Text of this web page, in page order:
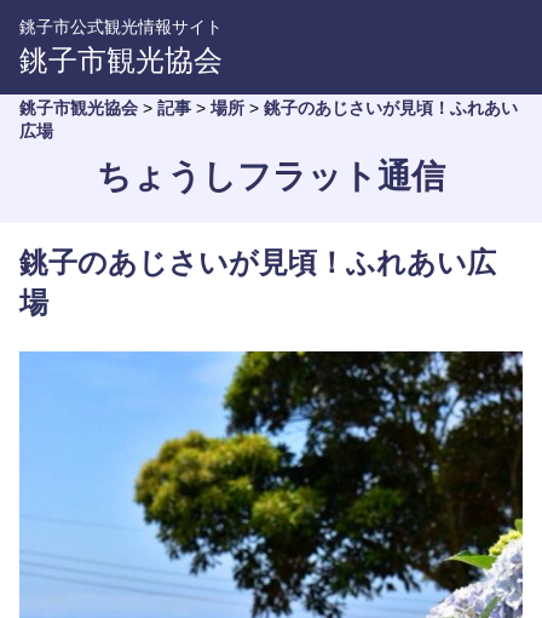
銚子市公式観光情報サイト
銚子市観光協会
銚子市観光協会 > 記事 > 場所 > 銚子のあじさいが見頃！ふれあい
広場
ちょうしフラット通信
銚子のあじさいが見頃！ふれあい広
場